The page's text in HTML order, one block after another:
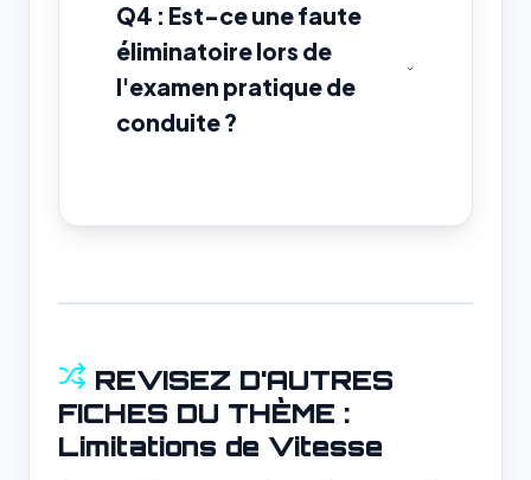
Q4 : Est-ce une faute
éliminatoire lors de
l'examen pratique de
conduite ?
REVISEZ D'AUTRES
FICHES DU THÈME :
Limitations de Vitesse